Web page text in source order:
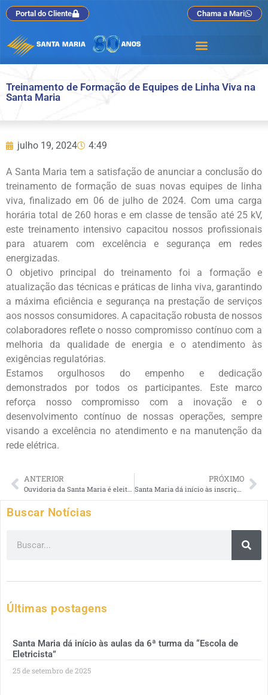
Portal do Cliente Chama a Mari
Treinamento de Formação de Equipes de Linha Viva na
Santa Maria
julho 19, 2024 4:49
A Santa Maria tem a satisfação de anunciar a conclusão do
treinamento de formação de suas novas equipes de linha
viva, finalizado em 06 de julho de 2024. Com uma carga
horária total de 260 horas e em classe de tensão até 25 kV,
este treinamento intensivo capacitou nossos profissionais
para atuarem com excelência e segurança em redes
energizadas.
O objetivo principal do treinamento foi a formação e
atualização das técnicas e práticas de linha viva, garantindo
a máxima eficiência e segurança na prestação de serviços
aos nossos consumidores. A capacitação robusta de nossos
colaboradores reflete o nosso compromisso contínuo com a
melhoria da qualidade de energia e o atendimento às
exigências regulatórias.
Estamos orgulhosos do empenho e dedicação
demonstrados por todos os participantes. Este marco
reforça nosso compromisso com a inovação e o
desenvolvimento contínuo de nossas operações, sempre
visando a excelência no atendimento e na manutenção da
rede elétrica.
ANTERIOR
Ouvidoria da Santa Maria é eleita uma das melhores do Brasil
PRÓXIMO
Santa Maria dá início às inscrições da 5ª turma da “Escola de Eletricista”
Buscar Notícias
Últimas postagens
Santa Maria dá início às aulas da 6ª turma da “Escola de
Eletricista”
25 de setembro de 2025